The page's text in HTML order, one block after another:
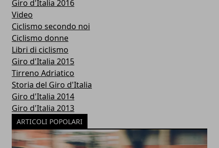
Giro d'Italia 2016
Video
Ciclismo secondo noi
Ciclismo donne
Libri di ciclismo
Giro d'Italia 2015
Tirreno Adriatico
Storia del Giro d'Italia
Giro d'Italia 2014
Giro d'Italia 2013
ARTICOLI POPOLARI